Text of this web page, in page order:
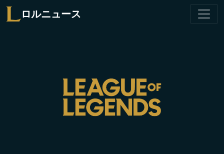
ロルニュース